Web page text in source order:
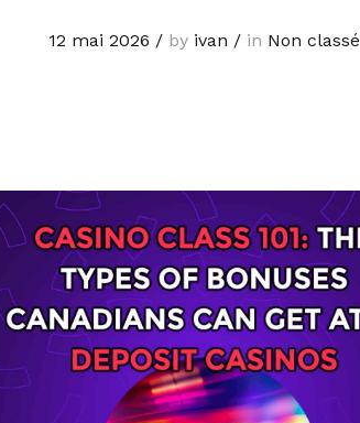
12 mai 2026 /by ivan /in Non classé